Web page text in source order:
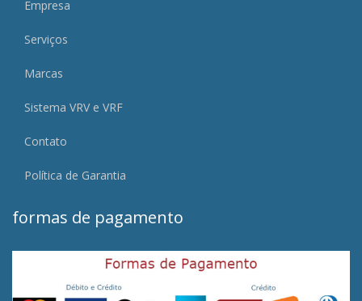
Empresa
Serviços
Marcas
Sistema VRV e VRF
Contato
Política de Garantia
formas de pagamento